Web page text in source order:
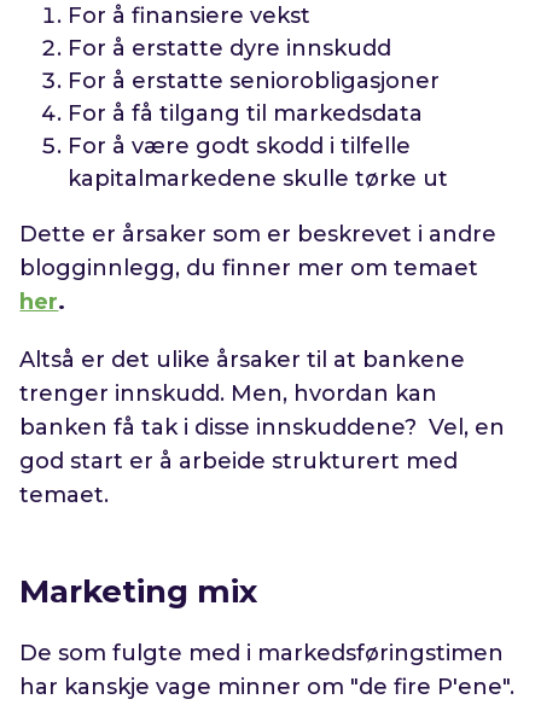
For å finansiere vekst
For å erstatte dyre innskudd
For å erstatte seniorobligasjoner
For å få tilgang til markedsdata
For å være godt skodd i tilfelle
kapitalmarkedene skulle tørke ut
Dette er årsaker som er beskrevet i andre
blogginnlegg, du finner mer om temaet
her.
Altså er det ulike årsaker til at bankene
trenger innskudd. Men, hvordan kan
banken få tak i disse innskuddene? Vel, en
god start er å arbeide strukturert med
temaet.
Marketing mix
De som fulgte med i markedsføringstimen
har kanskje vage minner om "de fire P'ene".